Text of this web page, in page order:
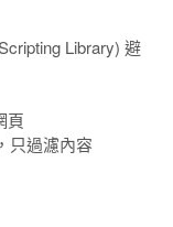
Library) 避
頁
只過濾內容